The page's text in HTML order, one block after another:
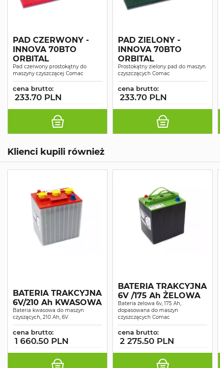
PAD CZERWONY -
INNOVA 70BTO
ORBITAL
Pad czerwony prostokątny do
maszyny czyszczącej Comac
cena brutto:
233.70 PLN
PAD ZIELONY -
INNOVA 70BTO
ORBITAL
Prostokątny zielony pad do maszyn
czyszczących Comac
cena brutto:
233.70 PLN
Klienci kupili również
BATERIA TRAKCYJNA
6V/210 Ah KWASOWA
Bateria kwasowa do maszyn
czyszących, 210 Ah, 6V
cena brutto:
1 660.50 PLN
BATERIA TRAKCYJNA
6V /175 Ah ŻELOWA
Bateria żelowa 6v, 175 Ah,
dopasowana do maszyn
czyszczących Comac
cena brutto:
2 275.50 PLN